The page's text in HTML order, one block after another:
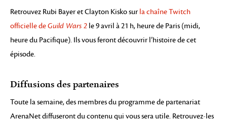
Retrouvez Rubi Bayer et Clayton Kisko sur la chaîne Twitch
officielle deGuild Wars 2 le 9 avril à 21 h, heure de Paris (midi,
heure du Pacifique). Ils vous feront découvrir l’histoire de cet
épisode.
Diffusions des partenaires
Toute la semaine, des membres du programme de partenariat
ArenaNet diffuseront du contenu qui vous sera utile. Retrouvez-les